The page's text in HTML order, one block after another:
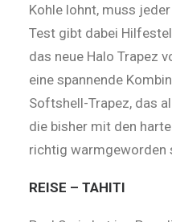
Kohle lohnt, muss
Test gibt dabei
das neue Halo Trapez
eine spannende
Softshell-Trapez, das
die bisher mit den
richtig warmgeworden
REISE – TAHITI